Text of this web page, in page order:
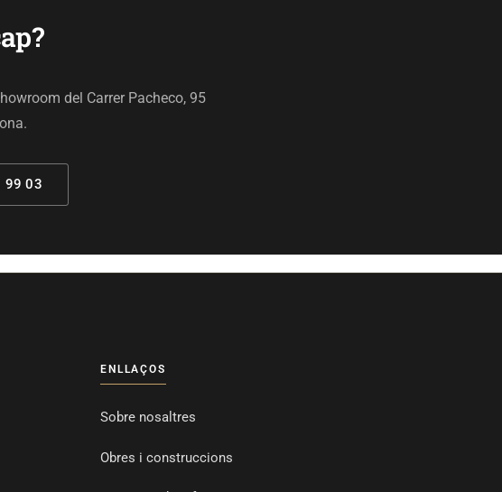
del Carrer Pacheco, 95
99 03
ENLLAÇOS
Sobre nosaltres
Obres i construccions